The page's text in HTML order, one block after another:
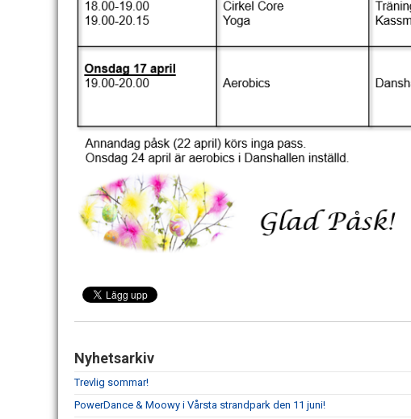
Nyhetsarkiv
Trevlig sommar!
PowerDance & Moowy i Vårsta strandpark den 11 juni!